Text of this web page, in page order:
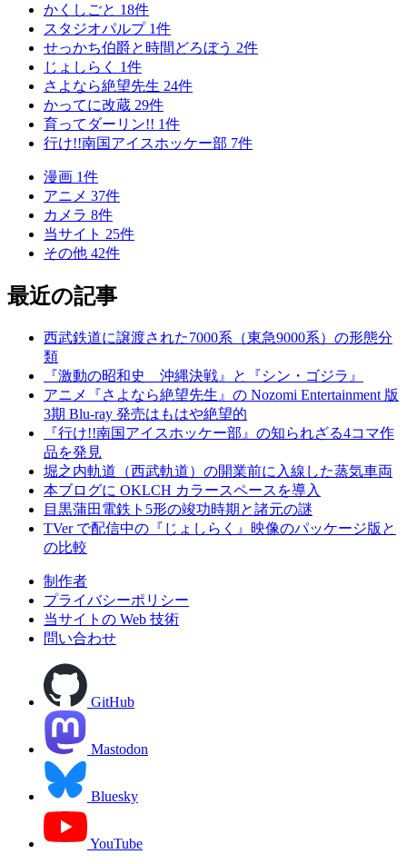
かくしごと 18件
スタジオパルプ 1件
せっかち伯爵と時間どろぼう 2件
じょしらく 1件
さよなら絶望先生 24件
かってに改蔵 29件
育ってダーリン!! 1件
行け!!南国アイスホッケー部 7件
漫画 1件
アニメ 37件
カメラ 8件
当サイト 25件
その他 42件
最近の記事
西武鉄道に譲渡された7000系（東急9000系）の形態分
類
『激動の昭和史 沖縄決戦』と『シン・ゴジラ』
アニメ『さよなら絶望先生』の Nozomi Entertainment 版
3期 Blu-ray 発売はもはや絶望的
『行け!!南国アイスホッケー部』の知られざる4コマ作
品を発見
堀之内軌道（西武軌道）の開業前に入線した蒸気車両
本ブログに OKLCH カラースペースを導入
目黒蒲田電鉄ト5形の竣功時期と諸元の謎
TVer で配信中の『じょしらく』映像のパッケージ版と
の比較
制作者
プライバシーポリシー
当サイトの Web 技術
問い合わせ
GitHub
Mastodon
Bluesky
YouTube